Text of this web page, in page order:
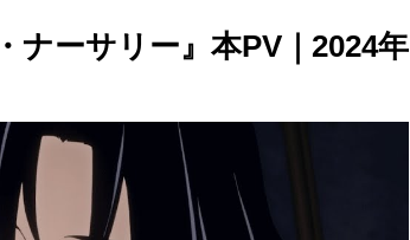
ナーサリー』本PV｜2024年